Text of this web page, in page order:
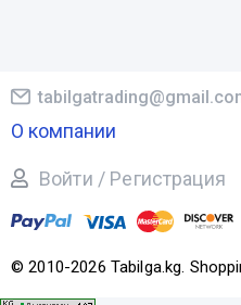
© 2010-2026 Tabilga.kg.
О компании
Войти / Регистрация